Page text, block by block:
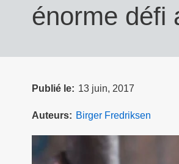
énorme défi
Publié le 13 juin, 2017
Auteurs Birger Fredriksen